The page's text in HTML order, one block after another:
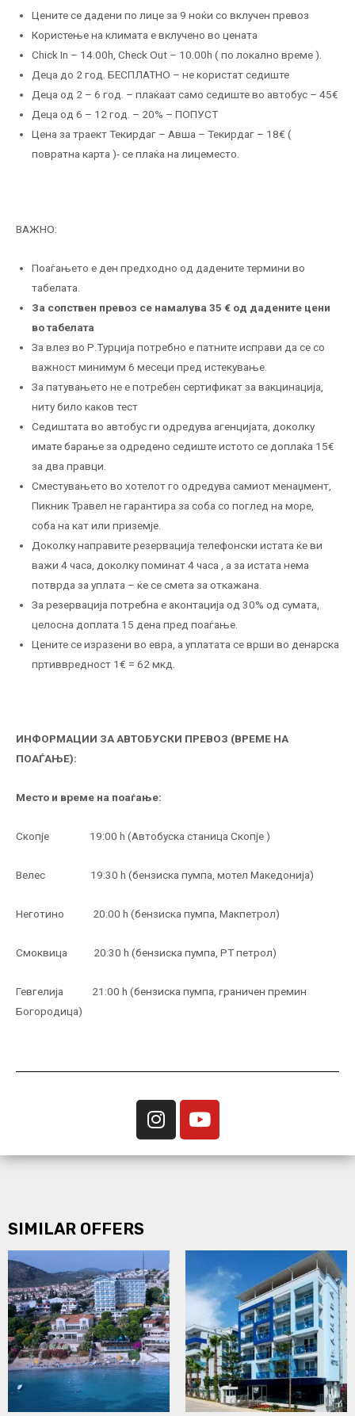
Цените се дадени по лице за 9 ноќи со вклучен превоз
Користење на климата е вклучено во цената
Chick In – 14.00h, Check Out – 10.00h ( по локално време ).
Деца до 2 год. БЕСПЛАТНО – не користат седиште
Деца од 2 – 6 год. – плаќаат само седиште во автобус – 45€
Деца од 6 – 12 год. – 20% – ПОПУСТ
Цена за траект Текирдаг – Авша – Текирдаг – 18€ (
повратна карта )- се плаќа на лицеместо.
ВАЖНО:
Поаѓањето е ден предходно од дадените термини во
табелата.
За сопствен превоз се намалува 35 € од дадените цени
во табелата
За влез во Р.Турција потребно е патните исправи да се со
важност минимум 6 месеци пред истекување.
За патувањето не е потребен сертификат за вакцинација,
ниту било каков тест
Седиштата во автобус ги одредува агенцијата, доколку
имате барање за одредено седиште истото се доплаќа 15€
за два правци.
Сместувањето во хотелот го одредува самиот менаџмент,
Пикник Травел не гарантира за соба со поглед на море,
соба на кат или приземје.
Доколку направите резервација телефонски истата ќе ви
важи 4 часа, доколку поминат 4 часа , а за истата нема
потврда за уплата – ќе се смета за откажана.
За резервација потребна е аконтација од 30% од сумата,
целосна доплата 15 дена пред поаѓање.
Цените се изразени во евра, а уплатата се врши во денарска
пртиввредност 1€ = 62 мкд.
ИНФОРМАЦИИ ЗА АВТОБУСКИ ПРЕВОЗ (ВРЕМЕ НА
ПОАЃАЊЕ):
Место и време на поаѓање:
Скопје 19:00 h (Автобуска станица Скопје )
Велес 19:30 h (бензиска пумпа, мотел Македонија)
Неготино 20:00 h (бензиска пумпа, Макпетрол)
Смоквица 20:30 h (бензиска пумпа, РТ петрол)
Гевгелија 21:00 h (бензиска пумпа, граничен премин
Богородица)
SIMILAR OFFERS